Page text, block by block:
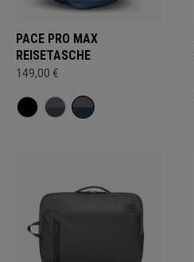
PACE PRO MAX
REISETASCHE
149,00 €